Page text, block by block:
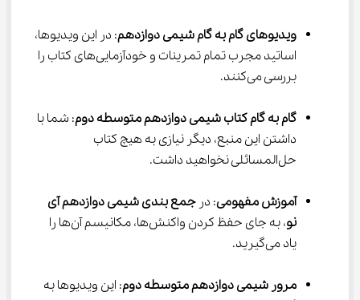
ویدیوهای گام به گام شیمی دوازدهم: در این ویدیوها،
اساتید مجرب تمام تمرینات و خودآزمایی‌های کتاب را
بررسی می‌کنند.
گام به گام کتاب شیمی دوازدهم متوسطه دوم: شما با
داشتن این منبع، دیگر نیازی به هیچ کتاب
حل‌المسائلی نخواهید داشت.
آموزش مفهومی: در جمع بندی شیمی دوازدهم آی
نو
، به جای حفظ کردن واکنش‌ها، مکانیسم آن‌ها را
یاد می‌گیرید.
مرور شیمی دوازدهم متوسطه دوم: این ویدیوها به